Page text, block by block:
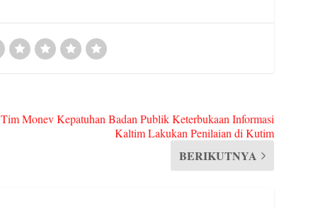
Tim Monev Kepatuhan Badan Publik Keterbukaan Informasi
Kaltim Lakukan Penilaian di Kutim
BERIKUTNYA